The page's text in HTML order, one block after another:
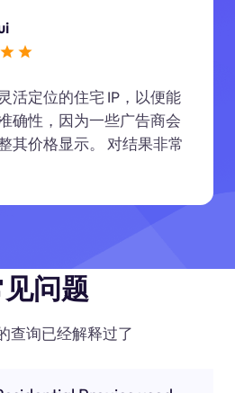
活定位的住宅 IP，以便能
确性，因为一些广告商会
其价格显示。 对结果非常
问题
查询已经解释过了